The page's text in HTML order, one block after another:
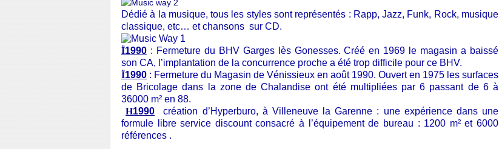
Dédié à la musique, tous les styles sont représentés : Rapp, Jazz, Funk, Rock, musique
classique, etc… et chansons sur CD.
Ï1990 : Fermeture du BHV Garges lès Gonesses. Créé en 1969 le magasin a baissé
son CA, l’implantation de la concurrence proche a été trop difficile pour ce BHV.
Ï1990 : Fermeture du Magasin de Vénissieux en août 1990. Ouvert en 1975 les surfaces
de Bricolage dans la zone de Chalandise ont été multipliées par 6 passant de 6 à
36000 m² en 88.
H1990
création d’Hyperburo, à Villeneuve la Garenne : une expérience dans une
formule libre service discount consacré à l’équipement de bureau : 1200 m² et 6000
références .